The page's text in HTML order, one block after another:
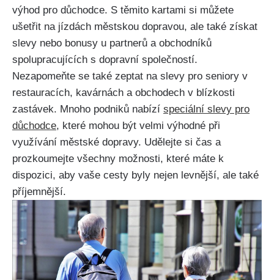
výhod pro důchodce. S těmito kartami si můžete
ušetřit na jízdách městskou dopravou, ale také získat
slevy nebo bonusy u partnerů a obchodníků
spolupracujících s dopravní společností.
Nezapomeňte se také zeptat na slevy pro seniory v
restauracích, kavárnách a obchodech v blízkosti
zastávek. Mnoho podniků nabízí speciální slevy pro
důchodce, které mohou být velmi výhodné při
využívání městské dopravy. Udělejte si čas a
prozkoumejte všechny možnosti, které máte k
dispozici, aby vaše cesty byly nejen levnější, ale také
příjemnější.